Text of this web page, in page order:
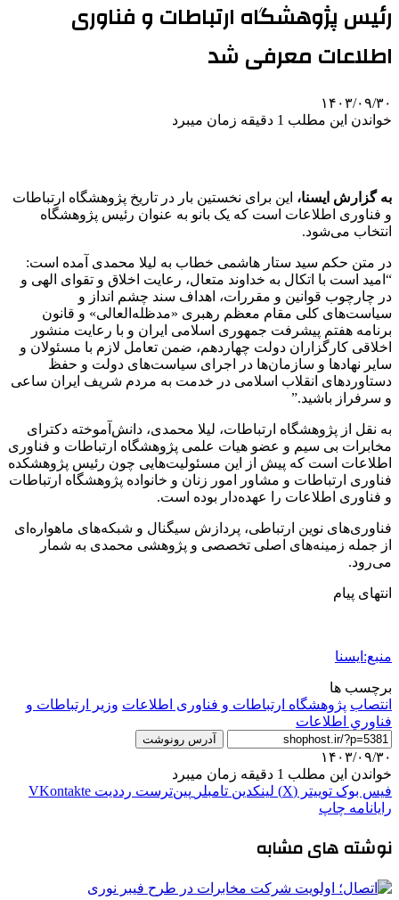
رئیس پژوهشگاه ارتباطات و فناوری
اطلاعات معرفی شد
۱۴۰۳/۰۹/۳۰
خواندن این مطلب 1 دقیقه زمان میبرد
به گزارش ایسنا، این برای نخستین بار در تاریخ پژوهشگاه ارتباطات
و فناوری اطلاعات است که یک بانو به عنوان رئیس پژوهشگاه
انتخاب می‌شود.
در متن حکم سید ستار هاشمی خطاب به لیلا محمدی آمده است:
“امید است با اتکال به خداوند متعال، رعایت اخلاق و تقوای الهی و
در چارچوب قوانین و مقررات، اهداف سند چشم انداز و
سیاست‌های کلی مقام معظم رهبری «مدظله‌العالی» و قانون
برنامه هفتم پیشرفت جمهوری اسلامی ایران و با رعایت منشور
اخلاقی کارگزاران دولت چهاردهم، ضمن تعامل لازم با مسئولان و
سایر نهادها و سازمان‌ها در اجرای سیاست‌های دولت و حفظ
دستاوردهای انقلاب اسلامی در خدمت به مردم شریف ایران ساعی
و سرفراز باشید.”
به نقل از پژوهشگاه ارتباطات، لیلا محمدی، دانش‌آموخته دکترای
مخابرات بی سیم و عضو هیات علمی پژوهشگاه ارتباطات و فناوری
اطلاعات است که پیش از این مسئولیت‌هایی چون رئیس پژوهشکده
فناوری ارتباطات و مشاور امور زنان و خانواده پژوهشگاه ارتباطات
و فناوری اطلاعات را عهده‌دار بوده است.
فناوری‌های نوین ارتباطی، پردازش سیگنال و شبکه‌های ماهواره‌ای
از جمله زمینه‌های اصلی تخصصی و پژوهشی محمدی به شمار
می‌رود.
انتهای پیام
منبع:ایسنا
برچسب ها
انتصاب پژوهشگاه ارتباطات و فناوری اطلاعات وزير ارتباطات و
فناوري اطلاعات
آدرس رونوشت
۱۴۰۳/۰۹/۳۰
خواندن این مطلب 1 دقیقه زمان میبرد
فیس بوک توییتر (X) لینکدین ‫تامبلر ‫پین‌ترست ‫رددیت ‫VKontakte
رایانامه چاپ
نوشته های مشابه